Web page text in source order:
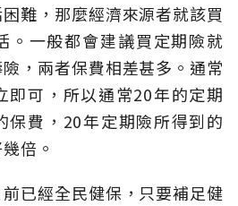
難，那麼經濟來源者就該買
。一般都會建議買定期險就
，兩者保費相差甚多。通常
即可，所以通常20年的定期
保費，20年定期險所得到的
倍。
已經全民健保，只要補足健